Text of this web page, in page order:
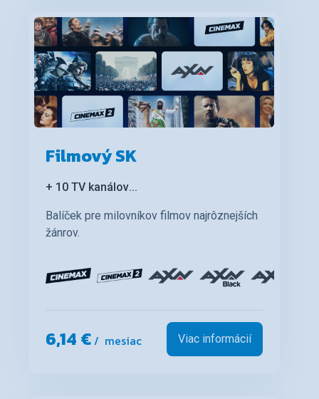
Filmový SK
+ 10 TV kanálov...
Balíček pre milovníkov filmov najrôznejších
žánrov.
6,14 €/ mesiac Viac informácií